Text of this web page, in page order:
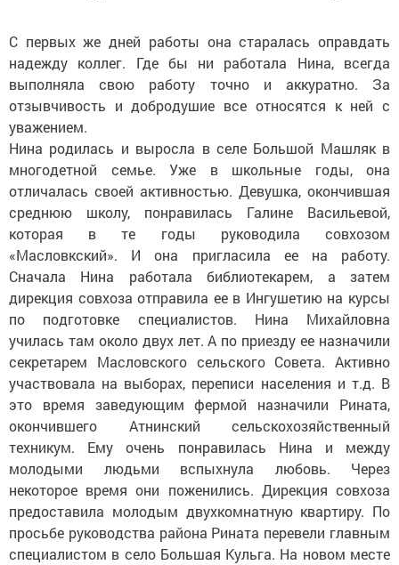
С первых же дней работы она старалась оправдать
надежду коллег. Где бы ни работала Нина, всегда
выполняла свою работу точно и аккуратно. За
отзывчивость и добродушие все относятся к ней с
уважением.
Нина родилась и выросла в селе Большой Машляк в
многодетной семье. Уже в школьные годы, она
отличалась своей активностью. Девушка, окончившая
среднюю школу, понравилась Галине Васильевой,
которая в те годы руководила совхозом
«Масловкский». И она пригласила ее на работу.
Сначала Нина работала библиотекарем, а затем
дирекция совхоза отправила ее в Ингушетию на курсы
по подготовке специалистов. Нина Михайловна
училась там около двух лет. А по приезду ее назначили
секретарем Масловского сельского Совета. Активно
участвовала на выборах, переписи населения и т.д. В
это время заведующим фермой назначили Рината,
окончившего Атнинский сельскохозяйственный
техникум. Ему очень понравилась Нина и между
молодыми людьми вспыхнула любовь. Через
некоторое время они поженились. Дирекция совхоза
предоставила молодым двухкомнатную квартиру. По
просьбе руководства района Рината перевели главным
специалистом в село Большая Кульга. На новом месте